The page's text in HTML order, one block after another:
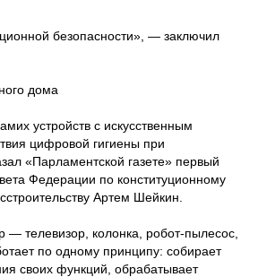
безопасности», — заключил
дома
устройств с искусственным
цифровой гигиены при
«Парламентской газете» первый
Федерации по конституционному
Артем Шейкин.
телевизор, колонка, робот-пылесос,
по одному принципу: собирает
своих функций, обрабатывает